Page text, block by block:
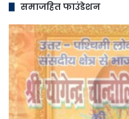
समाजहित फाउंडेशन